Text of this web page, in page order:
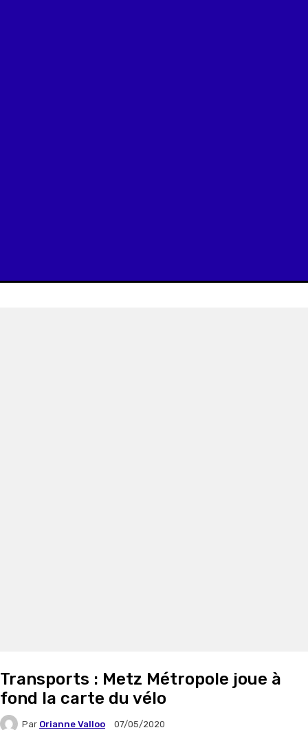
Transports : Metz Métropole joue à
fond la carte du vélo
Par Orianne Valloo 07/05/2020